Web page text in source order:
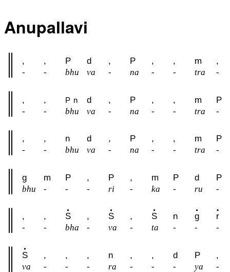
Anupallavi
, , P d , P , , m ,
- - bhu va - na - - tra -
, , P n d , P , , m P
- - bhu va - na - - tra -
, , n d , P , , m P
- - bhu va - na - - tra -
g m P , P , m P d P
bhu - - - ri - ka - ru -
, , S , S , S n g r
- - bha - va - ta - - -
S , , , n , , d P ,
va - - - ra - - - ya -